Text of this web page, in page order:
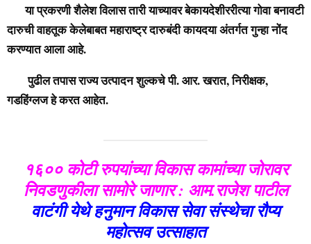
या प्रकरणी शैलेश विलास तारी याच्यावर बेकायदेशीररीत्या गोवा बनावटी
दारुची वाहतूक केलेबाबत महाराष्ट्र दारुबंदी कायदया अंतर्गत गुन्हा नोंद
करण्यात आला आहे.
पुढील तपास राज्य उत्पादन शुल्कचे पी. आर. खरात, निरीक्षक,
गडहिंग्लज हे करत आहेत.
१६०० कोटी रुपयांच्या विकास कामांच्या जोरावर
निवडणुकीला सामोरे जाणार : आम.राजेश पाटील
वाटंगी येथे हनुमान विकास सेवा संस्थेचा रौप्य
महोत्सव उत्साहात